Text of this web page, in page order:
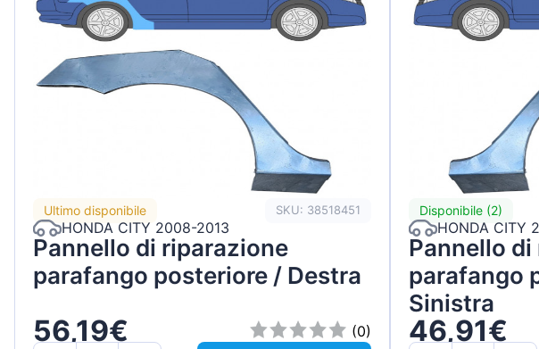
Ultimo disponibile SKU: 38518451
HONDA CITY 2008-2013
Pannello di riparazione
parafango posteriore / Destra
56,19€
(0)
Disponibile (2)
HONDA CITY
Pannello
parafango
Sinistra
46,91€